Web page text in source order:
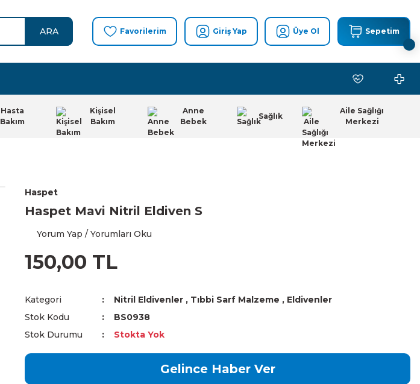
ARA Favorilerim Giriş Yap Üye Ol Sepetim
Hasta
Bakım
Kişisel
Bakım
Anne
Bebek
Sağlık
Aile Sağlığı
Merkezi
Haspet
Haspet Mavi Nitril Eldiven S
Yorum Yap / Yorumları Oku
150,00 TL
Kategori Nitril Eldivenler , Tıbbi Sarf Malzeme , Eldivenler
Stok Kodu
BS0938
Stok Durumu
Stokta Yok
Gelince Haber Ver